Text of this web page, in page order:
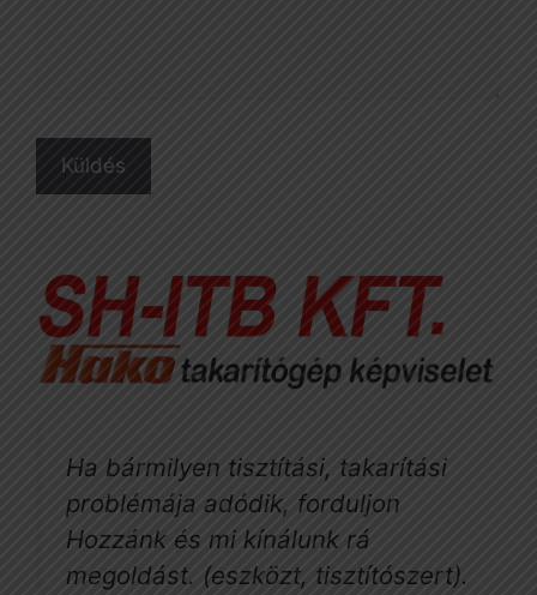
Ha bármilyen tisztítási, takarítási
problémája adódik, forduljon
Hozzánk és mi kínálunk rá
megoldást. (eszközt, tisztítószert).